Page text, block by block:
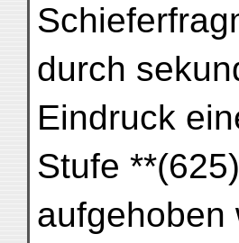
durch
Eindruck
Stufe
aufgehoben